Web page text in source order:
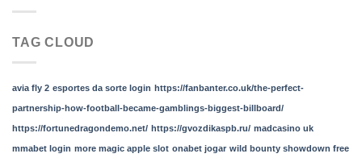
TAG CLOUD
avia fly 2 esportes da sorte login https://fanbanter.co.uk/the-perfect-
partnership-how-football-became-gamblings-biggest-billboard/
https://fortunedragondemo.net/ https://gvozdikaspb.ru/ madcasino uk
mmabet login more magic apple slot onabet jogar wild bounty showdown free